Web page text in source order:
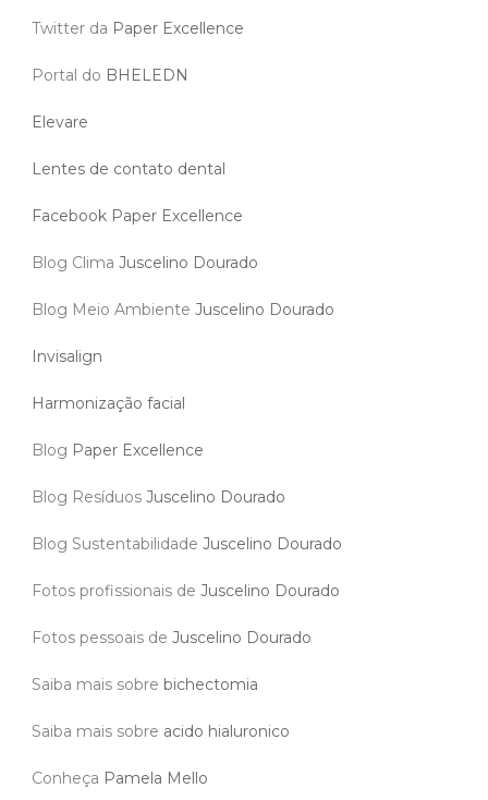
Twitter da Paper Excellence
Portal do BHELEDN
Elevare
Lentes de contato dental
Facebook Paper Excellence
Blog Clima Juscelino Dourado
Blog Meio Ambiente Juscelino Dourado
Invisalign
Harmonização facial
Blog Paper Excellence
Blog Resíduos Juscelino Dourado
Blog Sustentabilidade Juscelino Dourado
Fotos profissionais de Juscelino Dourado
Fotos pessoais de Juscelino Dourado
Saiba mais sobre bichectomia
Saiba mais sobre acido hialuronico
Conheça Pamela Mello